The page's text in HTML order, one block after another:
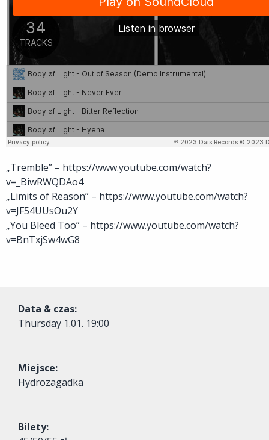
„Tremble” – https://www.youtube.com/watch?
v=_BiwRWQDAo4
„Limits of Reason” – https://www.youtube.com/watch?
v=JF54UUsOu2Y
„You Bleed Too” – https://www.youtube.com/watch?
v=BnTxjSw4wG8
Data & czas:
Thursday 1.01. 19:00
Miejsce:
Hydrozagadka
Bilety: